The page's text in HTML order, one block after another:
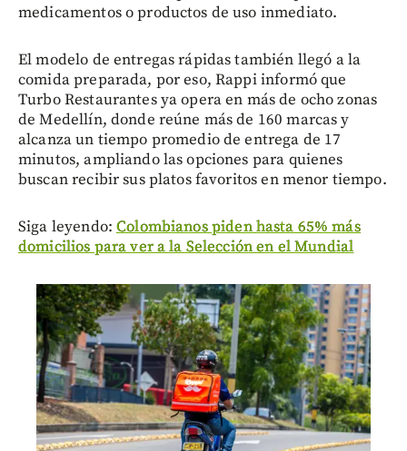
medicamentos o productos de uso inmediato.
El modelo de entregas rápidas también llegó a la
comida preparada, por eso, Rappi informó que
Turbo Restaurantes ya opera en más de ocho zonas
de Medellín, donde reúne más de 160 marcas y
alcanza un tiempo promedio de entrega de 17
minutos, ampliando las opciones para quienes
buscan recibir sus platos favoritos en menor tiempo.
Siga leyendo:Colombianos piden hasta 65% más
domicilios para ver a la Selección en el Mundial